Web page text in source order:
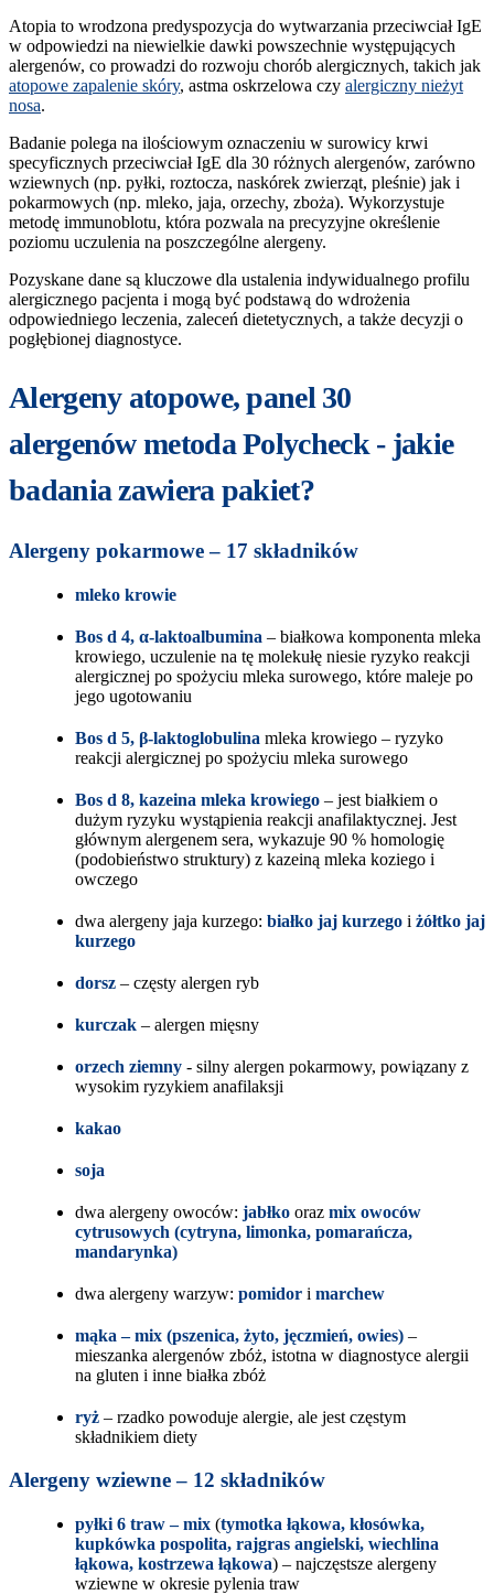
Atopia to wrodzona predyspozycja do wytwarzania przeciwciał IgE
w odpowiedzi na niewielkie dawki powszechnie występujących
alergenów, co prowadzi do rozwoju chorób alergicznych, takich jak
atopowe zapalenie skóry, astma oskrzelowa czy alergiczny nieżyt
nosa.
Badanie polega na ilościowym oznaczeniu w surowicy krwi
specyficznych przeciwciał IgE dla 30 różnych alergenów, zarówno
wziewnych (np. pyłki, roztocza, naskórek zwierząt, pleśnie) jak i
pokarmowych (np. mleko, jaja, orzechy, zboża). Wykorzystuje
metodę immunoblotu, która pozwala na precyzyjne określenie
poziomu uczulenia na poszczególne alergeny.
Pozyskane dane są kluczowe dla ustalenia indywidualnego profilu
alergicznego pacjenta i mogą być podstawą do wdrożenia
odpowiedniego leczenia, zaleceń dietetycznych, a także decyzji o
pogłębionej diagnostyce.
Alergeny atopowe, panel 30
alergenów metoda Polycheck - jakie
badania zawiera pakiet?
Alergeny pokarmowe – 17 składników
mleko krowie
Bos d 4, α-laktoalbumina – białkowa komponenta mleka
krowiego, uczulenie na tę molekułę niesie ryzyko reakcji
alergicznej po spożyciu mleka surowego, które maleje po
jego ugotowaniu
Bos d 5, β-laktoglobulina mleka krowiego – ryzyko
reakcji alergicznej po spożyciu mleka surowego
Bos d 8, kazeina mleka krowiego – jest białkiem o
dużym ryzyku wystąpienia reakcji anafilaktycznej. Jest
głównym alergenem sera, wykazuje 90 % homologię
(podobieństwo struktury) z kazeiną mleka koziego i
owczego
dwa alergeny jaja kurzego: białko jaj kurzego i żółtko jaj
kurzego
dorsz – częsty alergen ryb
kurczak – alergen mięsny
orzech ziemny - silny alergen pokarmowy, powiązany z
wysokim ryzykiem anafilaksji
kakao
soja
dwa alergeny owoców: jabłko oraz mix owoców
cytrusowych (cytryna, limonka, pomarańcza,
mandarynka)
dwa alergeny warzyw: pomidor i marchew
mąka – mix (pszenica, żyto, jęczmień, owies) –
mieszanka alergenów zbóż, istotna w diagnostyce alergii
na gluten i inne białka zbóż
ryż – rzadko powoduje alergie, ale jest częstym
składnikiem diety
Alergeny wziewne – 12 składników
pyłki 6 traw – mix (tymotka łąkowa, kłosówka,
kupkówka pospolita, rajgras angielski, wiechlina
łąkowa, kostrzewa łąkowa) – najczęstsze alergeny
wziewne w okresie pylenia traw